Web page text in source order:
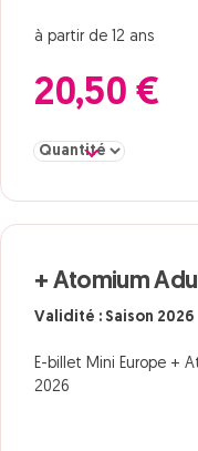
à partir de 12 ans
20,50 €
Sélectionner la
+ Atomium
Validité : Saison 2026
E-billet Mini Europe +
2026